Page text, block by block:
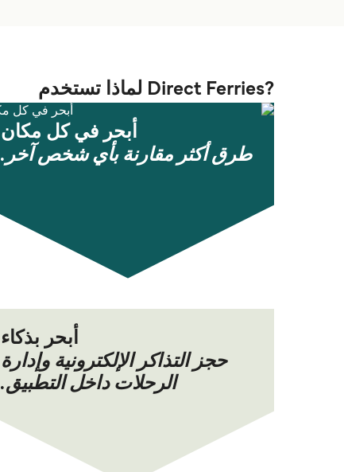
?Direct Ferries لماذا تستخدم
أبحر في كل مكان
طرق أكثر مقارنة بأي شخص آخر.
أبحر بذكاء
حجز التذاكر الإلكترونية وإدارة
الرحلات داخل التطبيق.